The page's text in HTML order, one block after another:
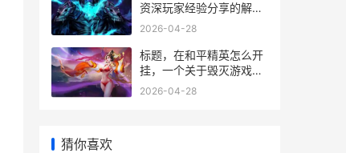
资深玩家经验分享的解除
策略
2026-04-28
标题，在和平精英怎么开
挂，一个关于毁灭游戏体
验的严肃讨论，副标题，
2026-04-28
猜你喜欢